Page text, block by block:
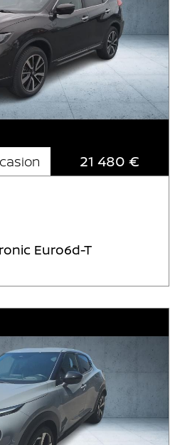
21 480 €
Euro6d-T